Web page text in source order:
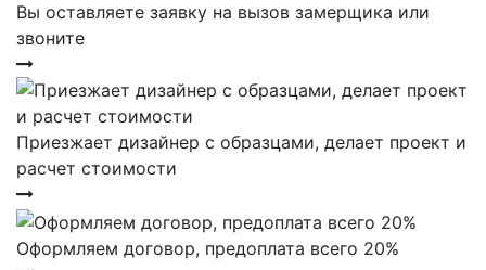
Вы оставляете заявку на вызов замерщика или
звоните
Приезжает дизайнер с образцами, делает проект и
расчет стоимости
Оформляем договор, предоплата всего 20%